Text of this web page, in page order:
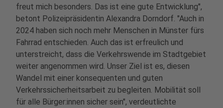
freut mich besonders. Das ist eine gute Entwicklung",
betont Polizeipräsidentin Alexandra Dorndorf. "Auch in
2024 haben sich noch mehr Menschen in Münster fürs
Fahrrad entschieden. Auch das ist erfreulich und
unterstreicht, dass die Verkehrswende im Stadtgebiet
weiter angenommen wird. Unser Ziel ist es, diesen
Wandel mit einer konsequenten und guten
Verkehrssicherheitsarbeit zu begleiten. Mobilität soll
für alle Bürger:innen sicher sein", verdeutlichte